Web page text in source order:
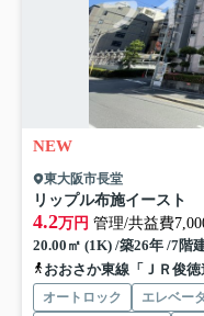
NEW
東大阪市長堂
リップル布施イースト
4.2万円 管理/共益費
20.00㎡ (1K) /築26年 /7階
おおさか東線「ＪＲ俊
オートロック エレベー